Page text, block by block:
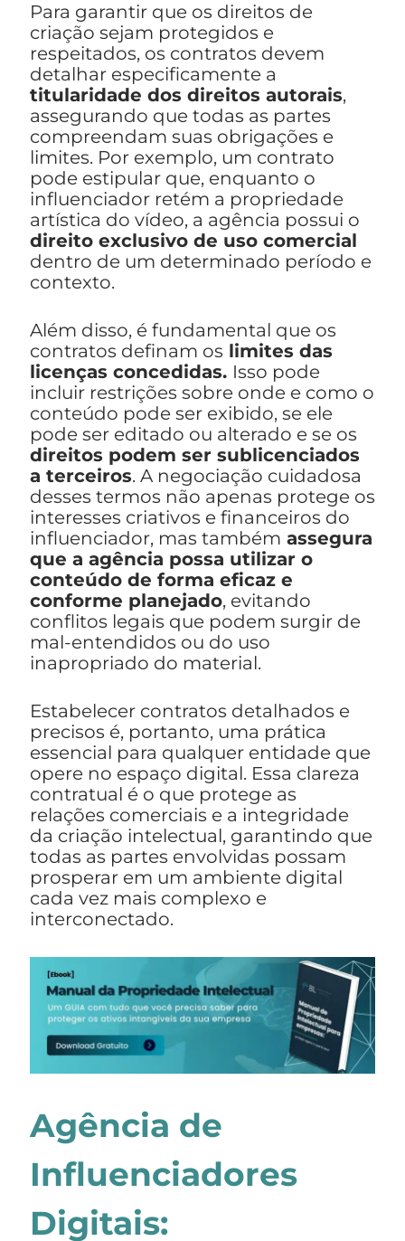
Para garantir que os direitos de
criação sejam protegidos e
respeitados, os contratos devem
detalhar especificamente a
titularidade dos direitos autorais,
assegurando que todas as partes
compreendam suas obrigações e
limites. Por exemplo, um contrato
pode estipular que, enquanto o
influenciador retém a propriedade
artística do vídeo, a agência possui o
direito exclusivo de uso comercial
dentro de um determinado período e
contexto.
Além disso, é fundamental que os
contratos definam os limites das
licenças concedidas. Isso pode
incluir restrições sobre onde e como o
conteúdo pode ser exibido, se ele
pode ser editado ou alterado e se os
direitos podem ser sublicenciados
a terceiros. A negociação cuidadosa
desses termos não apenas protege os
interesses criativos e financeiros do
influenciador, mas também assegura
que a agência possa utilizar o
conteúdo de forma eficaz e
conforme planejado, evitando
conflitos legais que podem surgir de
mal-entendidos ou do uso
inapropriado do material.
Estabelecer contratos detalhados e
precisos é, portanto, uma prática
essencial para qualquer entidade que
opere no espaço digital. Essa clareza
contratual é o que protege as
relações comerciais e a integridade
da criação intelectual, garantindo que
todas as partes envolvidas possam
prosperar em um ambiente digital
cada vez mais complexo e
interconectado.
Agência de
Influenciadores
Digitais: